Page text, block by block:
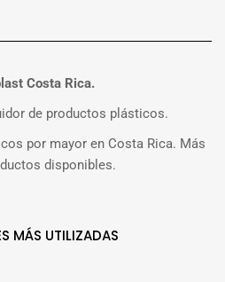
Costa Rica.
de productos plásticos.
por mayor en Costa Rica. Más
disponibles.
MÁS UTILIZADAS